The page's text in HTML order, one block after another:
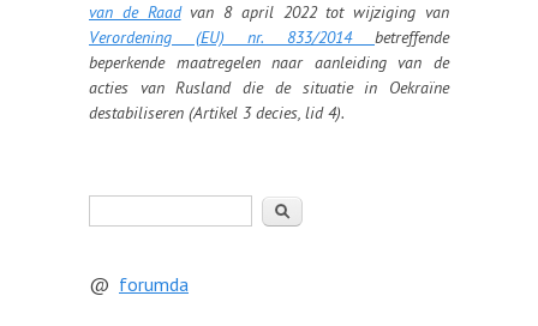
van de Raadvan 8 april 2022 tot wijziging van
Verordening (EU) nr. 833/2014 betreffende
beperkende maatregelen naar aanleiding van de
acties van Rusland die de situatie in Oekraïne
destabiliseren (Artikel 3 decies, lid 4).
@ forumda